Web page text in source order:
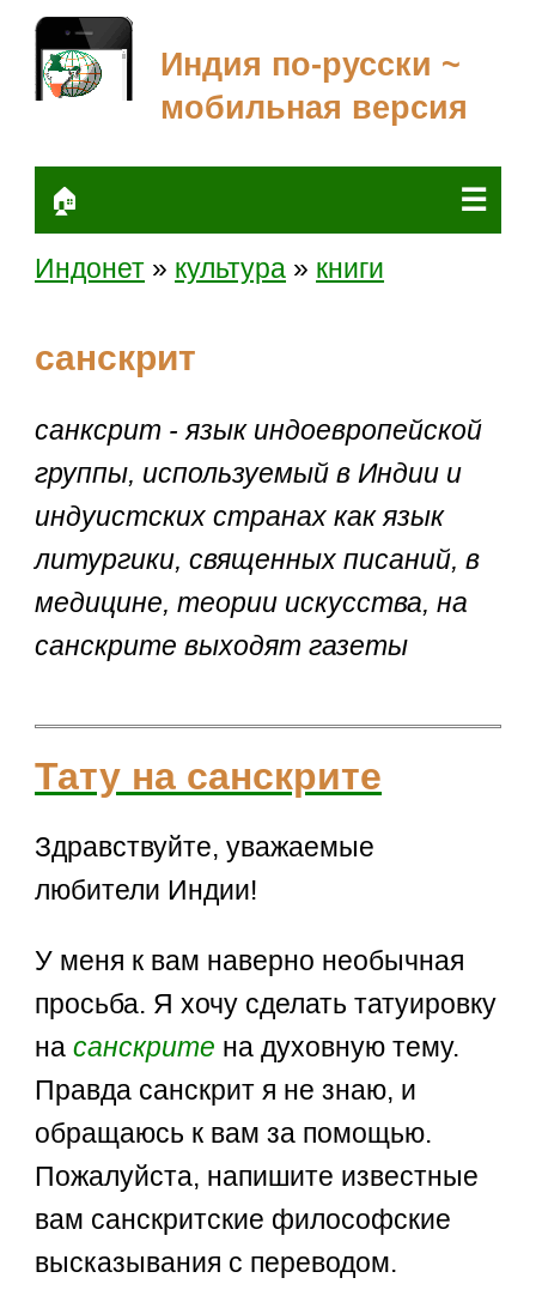
Индия по-русски ~
мобильная версия
🏠 ☰
Индонет » культура » книги
санскрит
санксрит - язык индоевропейской
группы, используемый в Индии и
индуистских странах как язык
литургики, священных писаний, в
медицине, теории искусства, на
санскрите выходят газеты
Тату на санскрите
Здравствуйте, уважаемые
любители Индии!
У меня к вам наверно необычная
просьба. Я хочу сделать татуировку
насанскрите на духовную тему.
Правда санскрит я не знаю, и
обращаюсь к вам за помощью.
Пожалуйста, напишите известные
вам санскритские философские
высказывания с переводом.